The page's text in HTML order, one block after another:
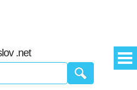
.net